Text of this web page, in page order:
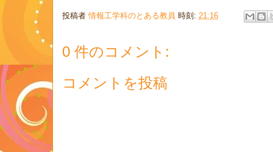
投稿者情報工学科のとある教員 時刻: 21:16
0 件のコメント:
コメントを投稿